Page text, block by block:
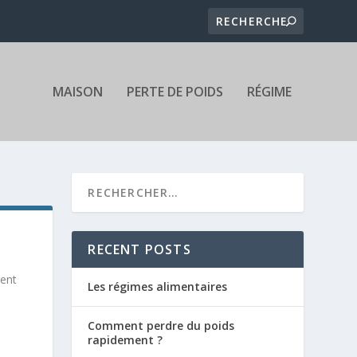
MAISON PERTE DE POIDS RÉGIME
RECENT POSTS
Les régimes alimentaires
Comment perdre du poids
rapidement ?